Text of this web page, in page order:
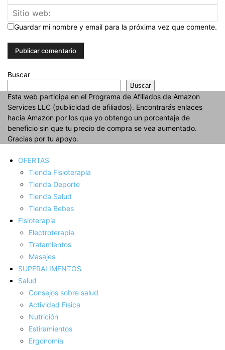
Guardar mi nombre y email para la próxima vez que comente.
Buscar
Buscar
Esta web participa en el Programa de Afiliados de Amazon
Services LLC (publicidad de afiliados). Encontrarás enlaces
hacia Amazon por los que yo obtengo un porcentaje de
beneficio sin que tu precio de compra se vea aumentado.
Gracias por tu apoyo.
OFERTAS
Tienda Fisioterapia
Tienda Deporte
Tienda Salud
Tienda Bebes
Fisioterapia
Electroterapia
Tratamientos
Masajes
SUPERALIMENTOS
Salud
Consejos sobre salud
Actividad Fí­sica
Nutrición
Estiramientos
Ergonomí­a